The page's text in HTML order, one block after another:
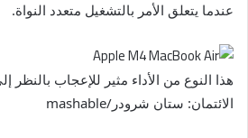
عندما يتعلق الأمر بالتشغيل متعدد النواة.
هذا النوع من الأداء مثير للإعجاب بالنظر
الائتمان: ستان شرودر/mashable